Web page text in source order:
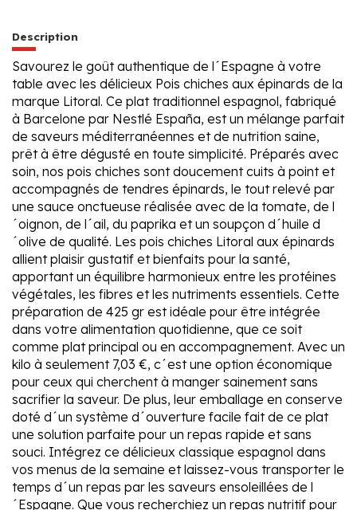
Description
Savourez le goût authentique de l´Espagne à votre
table avec les délicieux Pois chiches aux épinards de la
marque Litoral. Ce plat traditionnel espagnol, fabriqué
à Barcelone par Nestlé España, est un mélange parfait
de saveurs méditerranéennes et de nutrition saine,
prêt à être dégusté en toute simplicité. Préparés avec
soin, nos pois chiches sont doucement cuits à point et
accompagnés de tendres épinards, le tout relevé par
une sauce onctueuse réalisée avec de la tomate, de l
´oignon, de l´ail, du paprika et un soupçon d´huile d
´olive de qualité. Les pois chiches Litoral aux épinards
allient plaisir gustatif et bienfaits pour la santé,
apportant un équilibre harmonieux entre les protéines
végétales, les fibres et les nutriments essentiels. Cette
préparation de 425 gr est idéale pour être intégrée
dans votre alimentation quotidienne, que ce soit
comme plat principal ou en accompagnement. Avec un
kilo à seulement 7,03 €, c´est une option économique
pour ceux qui cherchent à manger sainement sans
sacrifier la saveur. De plus, leur emballage en conserve
doté d´un système d´ouverture facile fait de ce plat
une solution parfaite pour un repas rapide et sans
souci. Intégrez ce délicieux classique espagnol dans
vos menus de la semaine et laissez-vous transporter le
temps d´un repas par les saveurs ensoleillées de l
´Espagne. Que vous recherchiez un repas nutritif pour